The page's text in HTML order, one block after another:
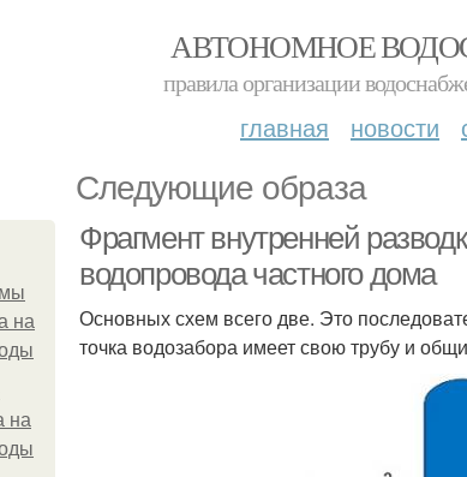
АВТОНОМНОЕ
правила организации
главная новости
Следующие образа
на
на
Фрагмент внутренней
водопровода частного дома
Основных схем всего две. Это
точка водозабора имеет свою трубу и